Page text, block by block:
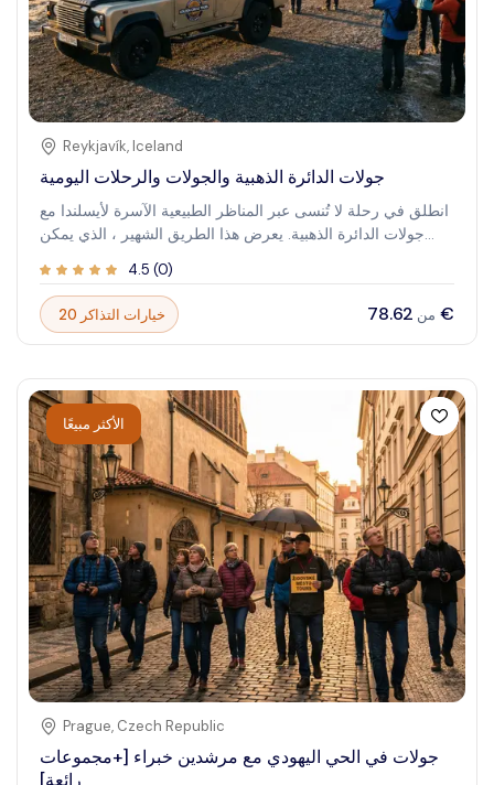
Reykjavík, Iceland
جولات الدائرة الذهبية والجولات والرحلات اليومية
انطلق في رحلة لا تُنسى عبر المناظر الطبيعية الآسرة لأيسلندا مع
جولات الدائرة الذهبية. يعرض هذا الطريق الشهير ، الذي يمكن
البلاد . شاهد القوة الخام للعيون الحارة وهي تندفع نحو السماء،
وتأمل شلال جولفوس المهيب المتدفق أسفل المنحدرات القديمة،
واستكشف الأهمية التاريخية لمنتزه Þingvellir الوطني . تقدم
جولات الدائرة الذهبية تجربة غامرة في جيولوجيا أيسلندا الفريدة
وتخلق ذكريات دائمة.
4.5 (0)
20 خيارات التذاكر من ‏78.62 €
الأكثر مبيعًا
Prague, Czech Republic
جولات في الحي اليهودي مع مرشدين خبراء [+مجموعات
رائعة]